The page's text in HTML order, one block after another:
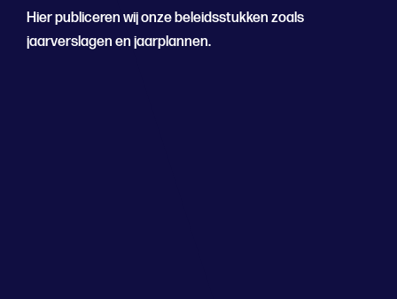
Hier publiceren wij onze beleidsstukken zoals
jaarverslagen en jaarplannen.